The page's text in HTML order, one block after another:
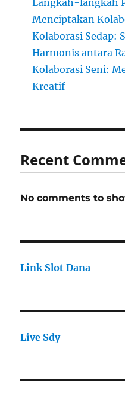
Langkah-langkah
Menciptakan
Kolaborasi Sedap:
Harmonis antara
Kolaborasi Seni:
Kreatif
Recent
No comments to
Link Slot Dana
Live Sdy